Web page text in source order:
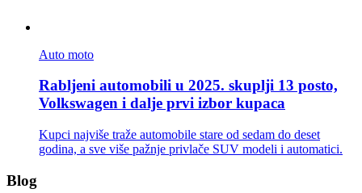
Auto moto
Rabljeni automobili u 2025. skuplji 13 posto,
Volkswagen i dalje prvi izbor kupaca
Kupci najviše traže automobile stare od sedam do deset
godina, a sve više pažnje privlače SUV modeli i automatici.
Blog